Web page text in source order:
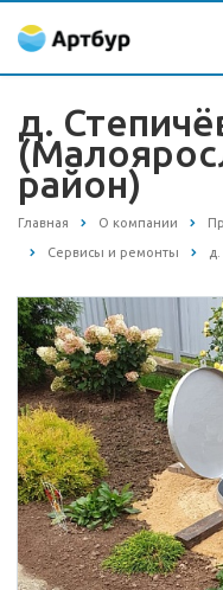
д.
район)
Главная О компании
Сервисы и ремонты